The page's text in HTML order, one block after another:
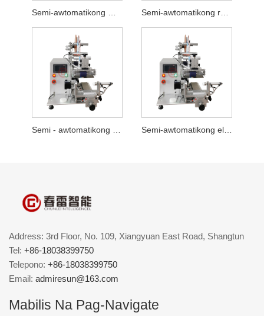
Address: 3rd Floor, No. 109, Xiangyuan East Road, Shangtun
Tel: +86-18038399750
Telepono: +86-18038399750
Email: admiresun@163.com
Mabilis Na Pag-Navigate